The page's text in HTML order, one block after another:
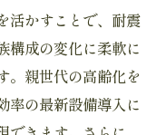
活かすことで、耐震
構成の変化に柔軟に
。親世代の高齢化を
率の最新設備導入に